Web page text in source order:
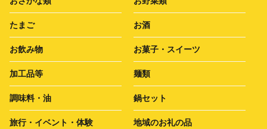
たまご お酒
お飲み物 お菓子・スイーツ
加工品等 麺類
調味料・油 鍋セット
旅行・イベント・体験 地域のお礼の品